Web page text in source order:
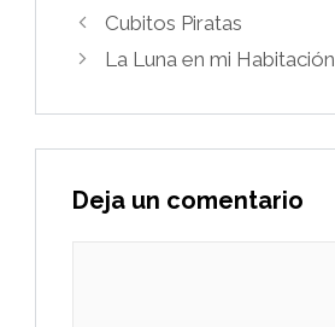
Cubitos Piratas
La Luna en mi Habitación
Deja un comentario